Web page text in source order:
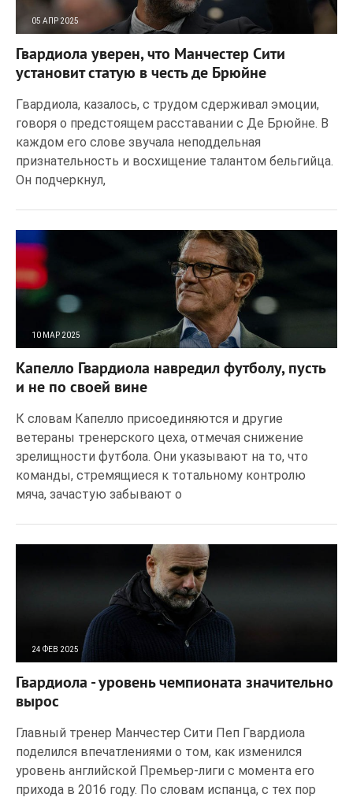
05 АПР 2025
Гвардиола уверен, что Манчестер Сити
установит статую в честь де Брюйне
Гвардиола, казалось, с трудом сдерживал эмоции,
говоря о предстоящем расставании с Де Брюйне. В
каждом его слове звучала неподдельная
признательность и восхищение талантом бельгийца.
Он подчеркнул,
10 МАР 2025
Капелло Гвардиола навредил футболу, пусть
и не по своей вине
К словам Капелло присоединяются и другие
ветераны тренерского цеха, отмечая снижение
зрелищности футбола. Они указывают на то, что
команды, стремящиеся к тотальному контролю
мяча, зачастую забывают о
24 ФЕВ 2025
Гвардиола - уровень чемпионата значительно
вырос
Главный тренер Манчестер Сити Пеп Гвардиола
поделился впечатлениями о том, как изменился
уровень английской Премьер-лиги с момента его
прихода в 2016 году. По словам испанца, с тех пор